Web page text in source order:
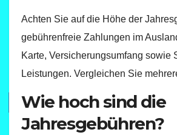
Achten Sie auf die Höhe der
gebührenfreie Zahlungen im
Karte, Versicherungsumfang sowie
Leistungen. Vergleichen Sie
Wie hoch sind die
Jahresgebühren?